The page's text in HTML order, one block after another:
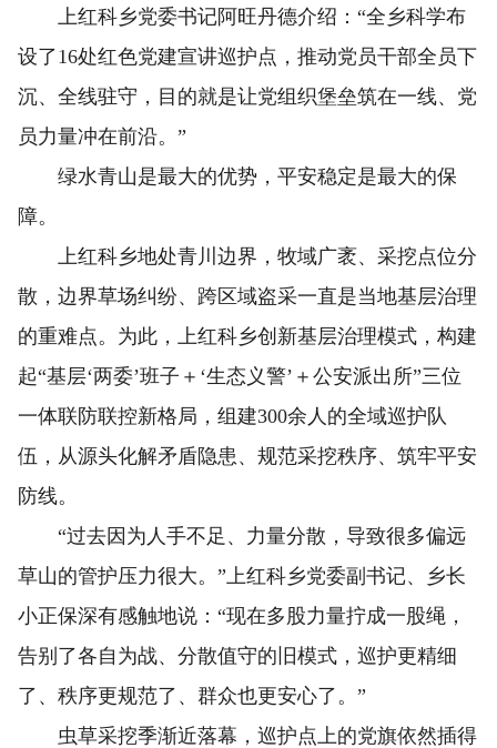
上红科乡党委书记阿旺丹德介绍：“全乡科学布
设了16处红色党建宣讲巡护点，推动党员干部全员下
沉、全线驻守，目的就是让党组织堡垒筑在一线、党
员力量冲在前沿。”
绿水青山是最大的优势，平安稳定是最大的保
障。
上红科乡地处青川边界，牧域广袤、采挖点位分
散，边界草场纠纷、跨区域盗采一直是当地基层治理
的重难点。为此，上红科乡创新基层治理模式，构建
起“基层‘两委’班子＋‘生态义警’＋公安派出所”三位
一体联防联控新格局，组建300余人的全域巡护队
伍，从源头化解矛盾隐患、规范采挖秩序、筑牢平安
防线。
“过去因为人手不足、力量分散，导致很多偏远
草山的管护压力很大。”上红科乡党委副书记、乡长
小正保深有感触地说：“现在多股力量拧成一股绳，
告别了各自为战、分散值守的旧模式，巡护更精细
了、秩序更规范了、群众也更安心了。”
虫草采挖季渐近落幕，巡护点上的党旗依然插得